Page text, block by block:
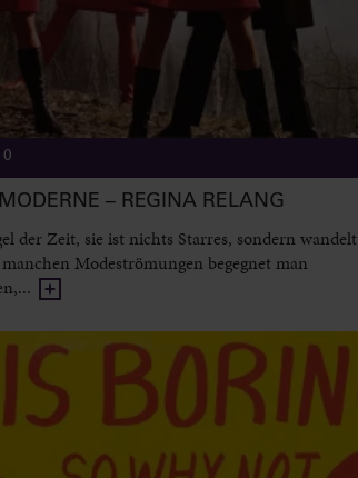
0
– REGINA RELANG
der Zeit, sie ist nichts Starres, sondern wandelt
Modeströmungen begegnet man